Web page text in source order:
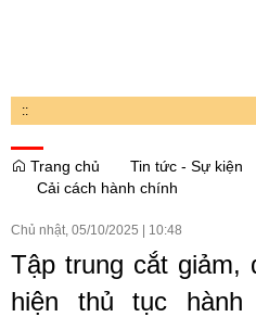
::
Trang chủ
Tin tức - Sự kiện
Cải cách hành chính
Chủ nhật, 05/10/2025 10:48
Tập trung cắt giảm,
hiện thủ tục hành